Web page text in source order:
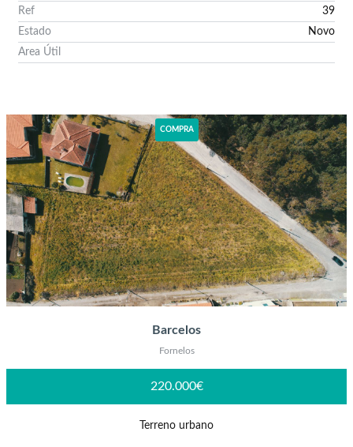
Ref
39
Estado
Novo
Area Útil
COMPRA
Barcelos
Fornelos
220.000€
Terreno urbano